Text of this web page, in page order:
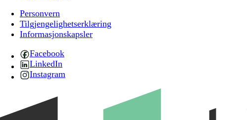
Personvern
Tilgjengelighetserklæring
Informasjonskapsler
Facebook
LinkedIn
Instagram